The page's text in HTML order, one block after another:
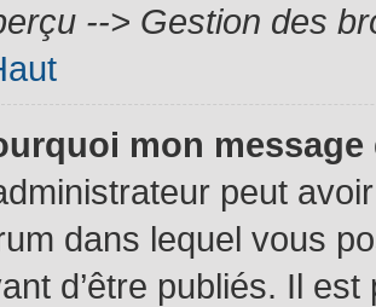
--> Gestion des
mon
peut
dans lequel vous
d’être publiés. Il